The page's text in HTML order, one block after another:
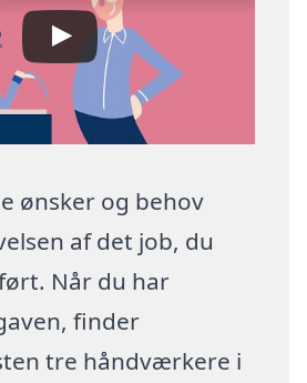
ønsker og behov
af det job, du
Når du har
finder
tre håndværkere i